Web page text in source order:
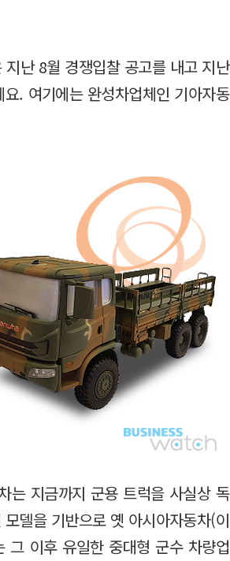
난 8월 경쟁입찰 공고를 내고 지난
. 여기에는 완성차업체인 기아자동
는 지금까지 군용 트럭을 사실상 독
델을 기반으로 옛 아시아자동차(이
그 이후 유일한 중대형 군수 차량업